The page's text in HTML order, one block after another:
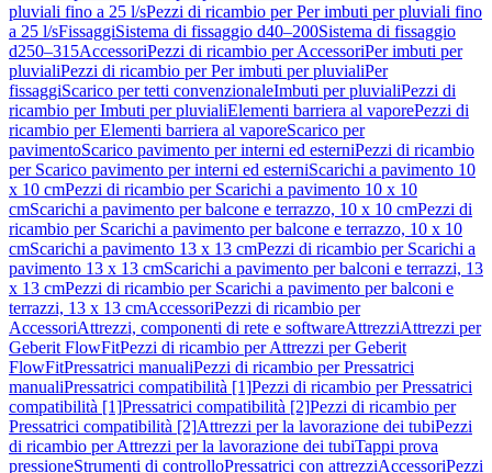
pluviali fino a 25 l/sPezzi di ricambio per Per imbuti per pluviali fino
a 25 l/sFissaggiSistema di fissaggio d40–200Sistema di fissaggio
d250–315AccessoriPezzi di ricambio per AccessoriPer imbuti per
pluvialiPezzi di ricambio per Per imbuti per pluvialiPer
fissaggiScarico per tetti convenzionaleImbuti per pluvialiPezzi di
ricambio per Imbuti per pluvialiElementi barriera al vaporePezzi di
ricambio per Elementi barriera al vaporeScarico per
pavimentoScarico pavimento per interni ed esterniPezzi di ricambio
per Scarico pavimento per interni ed esterniScarichi a pavimento 10
x 10 cmPezzi di ricambio per Scarichi a pavimento 10 x 10
cmScarichi a pavimento per balcone e terrazzo, 10 x 10 cmPezzi di
ricambio per Scarichi a pavimento per balcone e terrazzo, 10 x 10
cmScarichi a pavimento 13 x 13 cmPezzi di ricambio per Scarichi a
pavimento 13 x 13 cmScarichi a pavimento per balconi e terrazzi, 13
x 13 cmPezzi di ricambio per Scarichi a pavimento per balconi e
terrazzi, 13 x 13 cmAccessoriPezzi di ricambio per
AccessoriAttrezzi, componenti di rete e softwareAttrezziAttrezzi per
Geberit FlowFitPezzi di ricambio per Attrezzi per Geberit
FlowFitPressatrici manualiPezzi di ricambio per Pressatrici
manualiPressatrici compatibilità [1]Pezzi di ricambio per Pressatrici
compatibilità [1]Pressatrici compatibilità [2]Pezzi di ricambio per
Pressatrici compatibilità [2]Attrezzi per la lavorazione dei tubiPezzi
di ricambio per Attrezzi per la lavorazione dei tubiTappi prova
pressioneStrumenti di controlloPressatrici con attrezziAccessoriPezzi